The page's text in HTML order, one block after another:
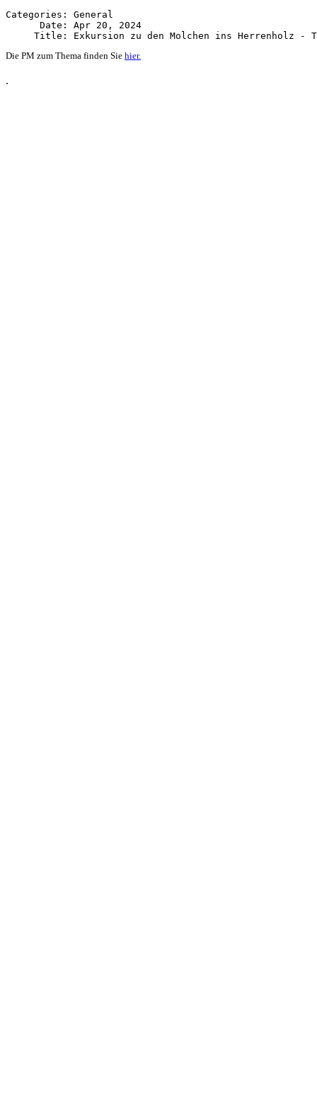
Categories: General
      Date: Apr 20, 2024
Die PM zum Thema finden Sie hier.
.